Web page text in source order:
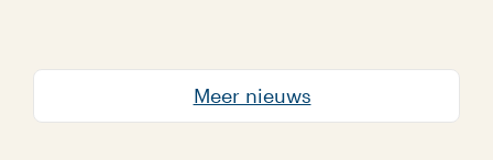
Meer nieuws